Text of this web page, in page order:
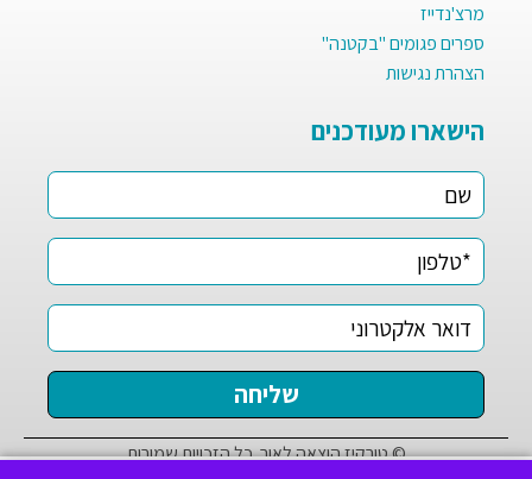
מרצ'נדייז
ספרים פגומים "בקטנה"
הצהרת נגישות
הישארו מעודכנים
© טורקיז הוצאה לאור. כל הזכויות שמורות